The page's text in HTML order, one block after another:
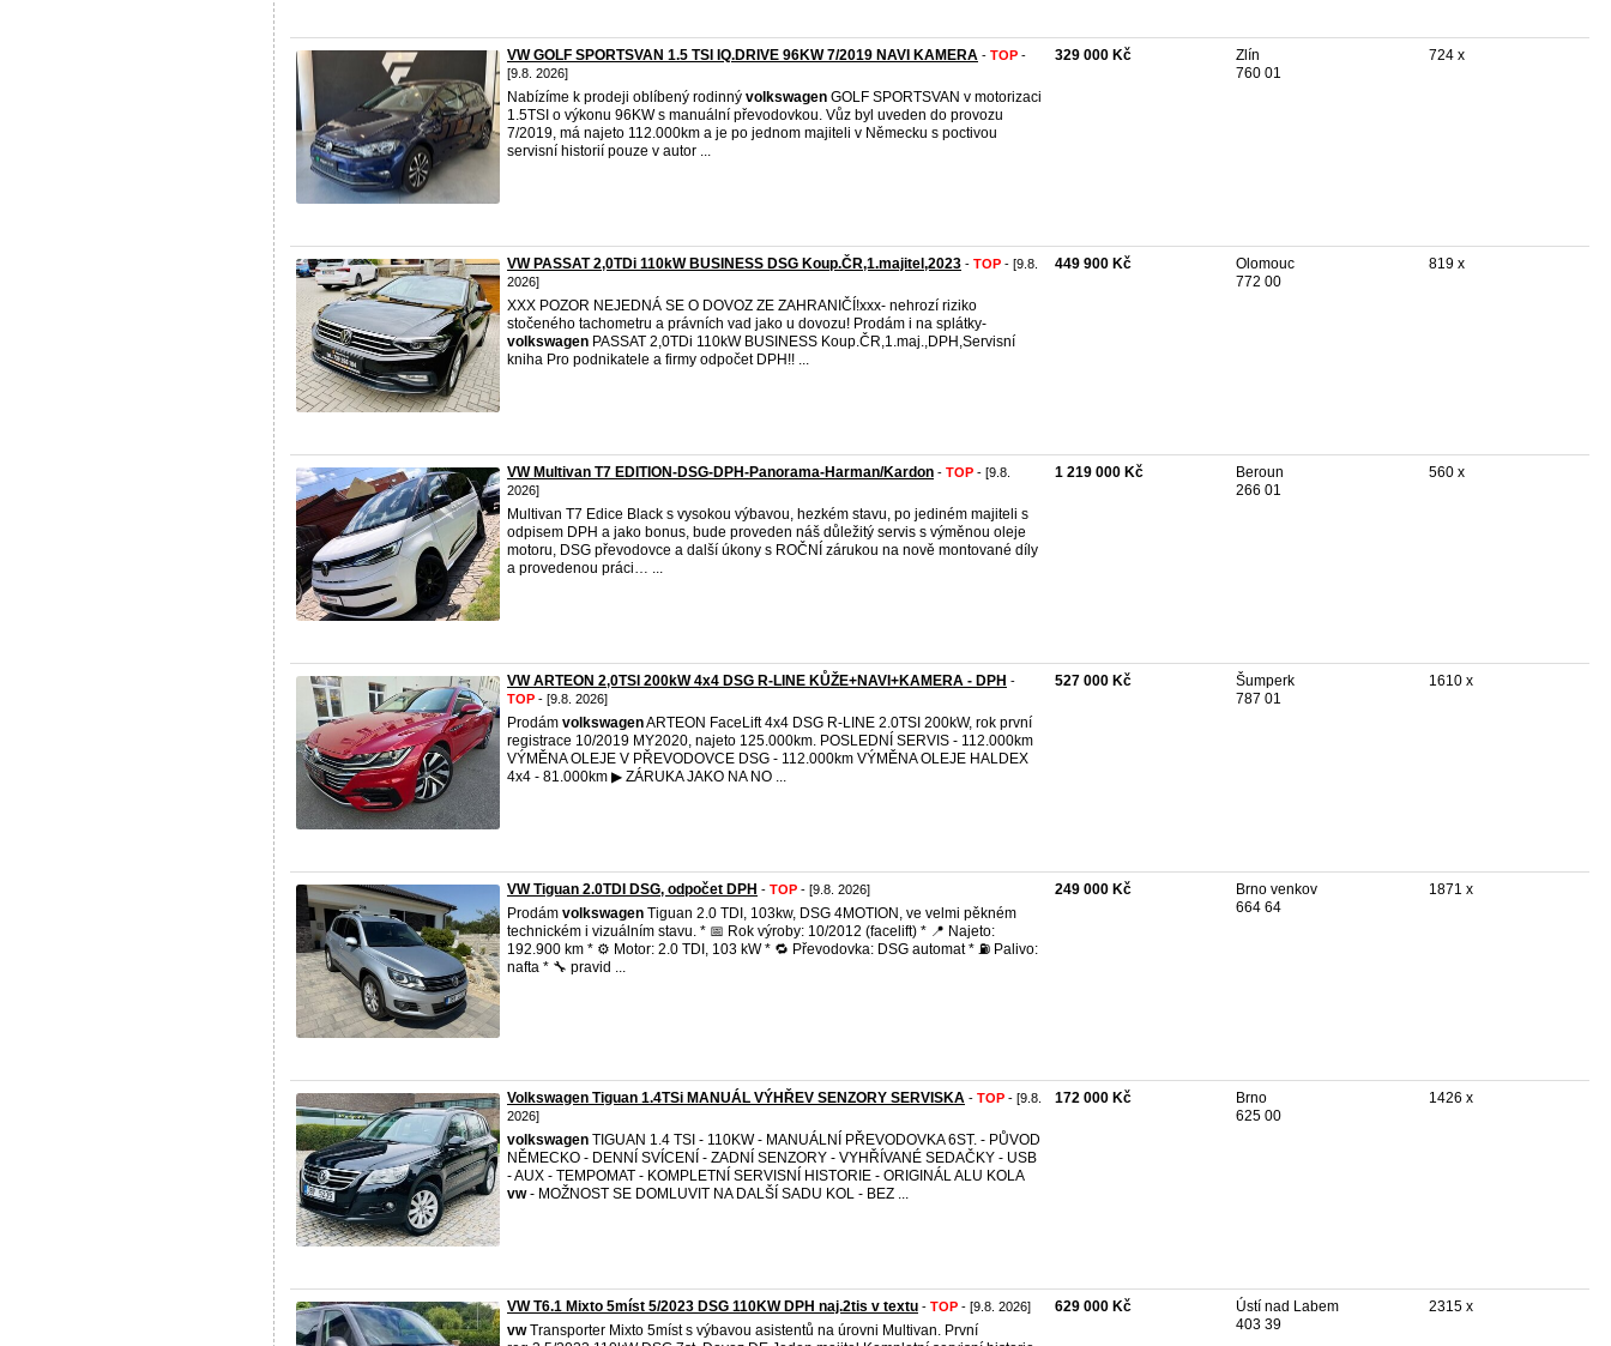
VW GOLF SPORTSVAN 1.5 TSI IQ.DRIVE 96KW 7/2019 NAVI KAMERA - TOP -
[9.8. 2026]
Nabízíme k prodeji oblíbený rodinný volkswagen GOLF SPORTSVAN v motorizaci
1.5TSI o výkonu 96KW s manuální převodovkou. Vůz byl uveden do provozu
7/2019, má najeto 112.000km a je po jednom majiteli v Německu s poctivou
servisní historií pouze v autor ...
329 000 Kč
Zlín
760 01
724 x
VW PASSAT 2,0TDi 110kW BUSINESS DSG Koup.ČR,1.majitel,2023 - TOP - [9.8.
2026]
XXX POZOR NEJEDNÁ SE O DOVOZ ZE ZAHRANIČÍ!xxx- nehrozí riziko
stočeného tachometru a právních vad jako u dovozu! Prodám i na splátky-
volkswagen PASSAT 2,0TDi 110kW BUSINESS Koup.ČR,1.maj.,DPH,Servisní
kniha Pro podnikatele a firmy odpočet DPH!! ...
449 900 Kč
Olomouc
772 00
819 x
VW Multivan T7 EDITION-DSG-DPH-Panorama-Harman/Kardon - TOP - [9.8.
2026]
Multivan T7 Edice Black s vysokou výbavou, hezkém stavu, po jediném majiteli s
odpisem DPH a jako bonus, bude proveden náš důležitý servis s výměnou oleje
motoru, DSG převodovce a další úkony s ROČNÍ zárukou na nově montované díly
a provedenou práci… ...
1 219 000 Kč
Beroun
266 01
560 x
VW ARTEON 2,0TSI 200kW 4x4 DSG R-LINE KŮŽE+NAVI+KAMERA - DPH -
TOP - [9.8. 2026]
Prodám volkswagenARTEON FaceLift 4x4 DSG R-LINE 2.0TSI 200kW, rok první
registrace 10/2019 MY2020, najeto 125.000km. POSLEDNÍ SERVIS - 112.000km
VÝMĚNA OLEJE V PŘEVODOVCE DSG - 112.000km VÝMĚNA OLEJE HALDEX
4x4 - 81.000km ▶ ZÁRUKA JAKO NA NO ...
527 000 Kč
Šumperk
787 01
1610 x
VW Tiguan 2.0TDI DSG, odpočet DPH - TOP - [9.8. 2026]
Prodám volkswagen Tiguan 2.0 TDI, 103kw, DSG 4MOTION, ve velmi pěkném
technickém i vizuálním stavu. * 📅 Rok výroby: 10/2012 (facelift) * 📍 Najeto:
192.900 km * ⚙️ Motor: 2.0 TDI, 103 kW * 🔁 Převodovka: DSG automat * ⛽ Palivo:
nafta * 🔧 pravid ...
249 000 Kč
Brno venkov
664 64
1871 x
Volkswagen Tiguan 1.4TSi MANUÁL VÝHŘEV SENZORY SERVISKA - TOP - [9.8.
2026]
volkswagen TIGUAN 1.4 TSI - 110KW - MANUÁLNÍ PŘEVODOVKA 6ST. - PŮVOD
NĚMECKO - DENNÍ SVÍCENÍ - ZADNÍ SENZORY - VYHŘÍVANÉ SEDAČKY - USB
- AUX - TEMPOMAT - KOMPLETNÍ SERVISNÍ HISTORIE - ORIGINÁL ALU KOLA
vw- MOŽNOST SE DOMLUVIT NA DALŠÍ SADU KOL - BEZ ...
172 000 Kč
Brno
625 00
1426 x
VW T6.1 Mixto 5míst 5/2023 DSG 110KW DPH naj.2tis v textu - TOP - [9.8. 2026]
vwTransporter Mixto 5míst s výbavou asistentů na úrovni Multivan. První
629 000 Kč
Ústí nad Labem
403 39
2315 x